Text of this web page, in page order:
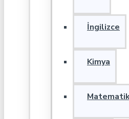
İngilizce
Kimya